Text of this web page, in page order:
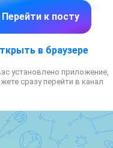
«Знай-ка!».
принимаются с
по 17.04.2026.
д. 6, БОУ ДО г. Омска «Дом
сайте БОУ ДО г. Омска
dtkaoomsk55@mail.ru //
смотры-конкурсы,
Перейти к посту
в браузере
установлено приложение,
сразу перейти в канал